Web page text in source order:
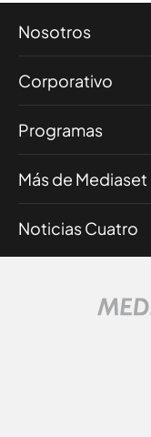
Nosotros
Corporativo
Programas
Más de Mediaset
Noticias Cuatro